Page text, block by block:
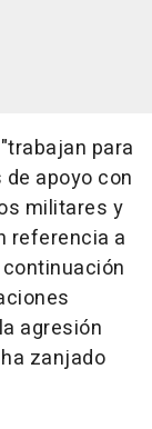
para
apoyo con
militares y
referencia a
agresión
zanjado